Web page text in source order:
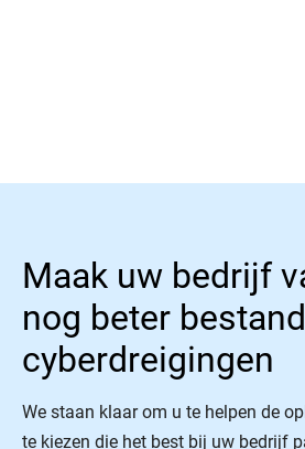
Maak uw bedrijf
nog beter
cyberdreigingen
We staan klaar om u te helpen de
te kiezen die het best bij uw bedrijf